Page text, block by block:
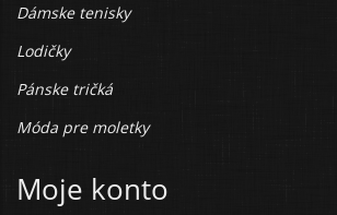
Dámske tenisky
Lodičky
Pánske tričká
Móda pre moletky
Moje konto